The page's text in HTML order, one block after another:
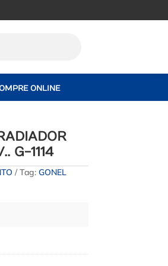
ONLINE
G-1114
Tag: GONEL